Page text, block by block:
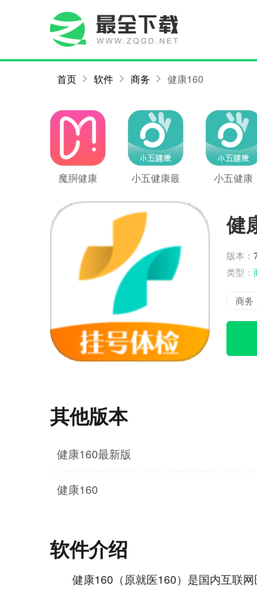
首页 软件 商务 健康160
魔胴健康
小五健康最
小五健康
健
版本：
类型：
商务
其他版本
健康160最新版
健康160
软件介绍
健康160（原就医160）是国内互联